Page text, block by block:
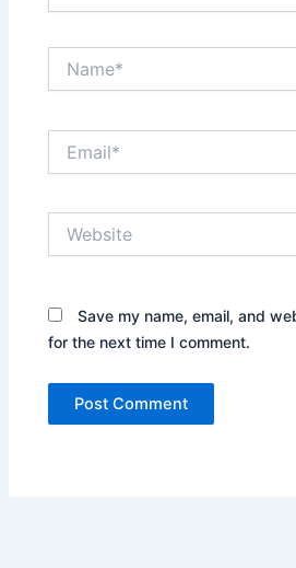
Save my name, email, and
for the next time I comment.